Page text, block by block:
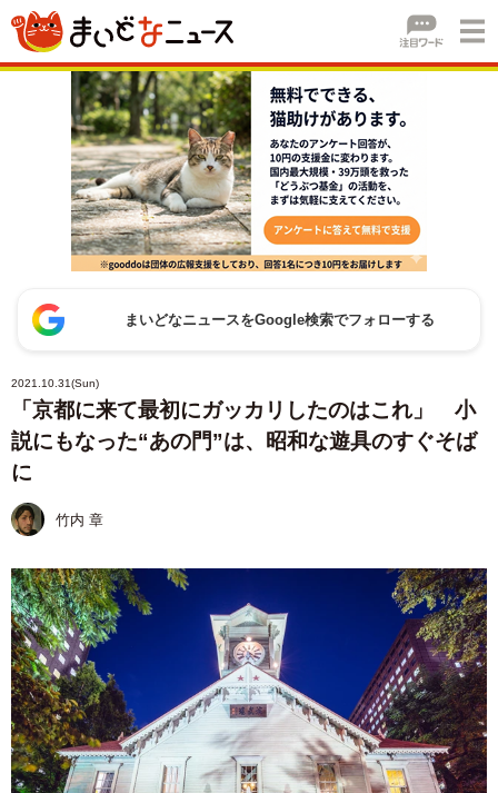
まいどなニュースをGoogle検索でフォローする
2021.10.31(Sun)
「京都に来て最初にガッカリしたのはこれ」 小
説にもなった“あの門”は、昭和な遊具のすぐそば
に
竹内 章